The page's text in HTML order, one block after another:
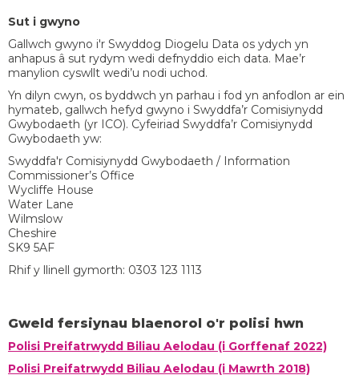
Sut i gwyno
Gallwch gwyno i'r Swyddog Diogelu Data os ydych yn
anhapus â sut rydym wedi defnyddio eich data. Mae’r
manylion cyswllt wedi’u nodi uchod.
Yn dilyn cwyn, os byddwch yn parhau i fod yn anfodlon ar ein
hymateb, gallwch hefyd gwyno i Swyddfa’r Comisiynydd
Gwybodaeth (yr ICO). Cyfeiriad Swyddfa’r Comisiynydd
Gwybodaeth yw:
Swyddfa'r Comisiynydd Gwybodaeth / Information
Commissioner’s Office
Wycliffe House
Water Lane
Wilmslow
Cheshire
SK9 5AF
Rhif y llinell gymorth: 0303 123 1113
Gweld fersiynau blaenorol o'r polisi hwn
Polisi Preifatrwydd Biliau Aelodau (i Gorffenaf 2022)
Polisi Preifatrwydd Biliau Aelodau (i Mawrth 2018)